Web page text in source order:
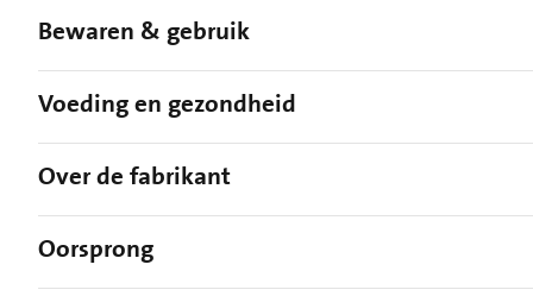
Bewaren & gebruik
Voeding en gezondheid
Over de fabrikant
Oorsprong